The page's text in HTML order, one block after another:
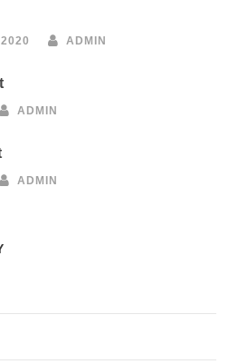
ADMIN
ADMIN
ADMIN